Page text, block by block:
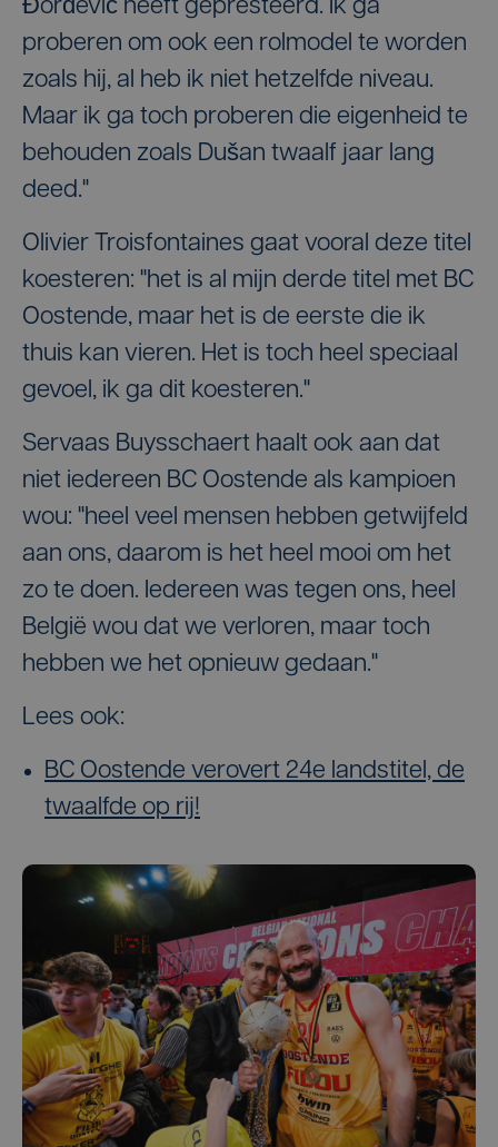
Đorđević heeft gepresteerd. Ik ga
proberen om ook een rolmodel te worden
zoals hij, al heb ik niet hetzelfde niveau.
Maar ik ga toch proberen die eigenheid te
behouden zoals Dušan twaalf jaar lang
deed."
Olivier Troisfontaines gaat vooral deze titel
koesteren: "het is al mijn derde titel met BC
Oostende, maar het is de eerste die ik
thuis kan vieren. Het is toch heel speciaal
gevoel, ik ga dit koesteren."
Servaas Buysschaert haalt ook aan dat
niet iedereen BC Oostende als kampioen
wou: "heel veel mensen hebben getwijfeld
aan ons, daarom is het heel mooi om het
zo te doen. Iedereen was tegen ons, heel
België wou dat we verloren, maar toch
hebben we het opnieuw gedaan."
Lees ook:
BC Oostende verovert 24e landstitel, de
twaalfde op rij!